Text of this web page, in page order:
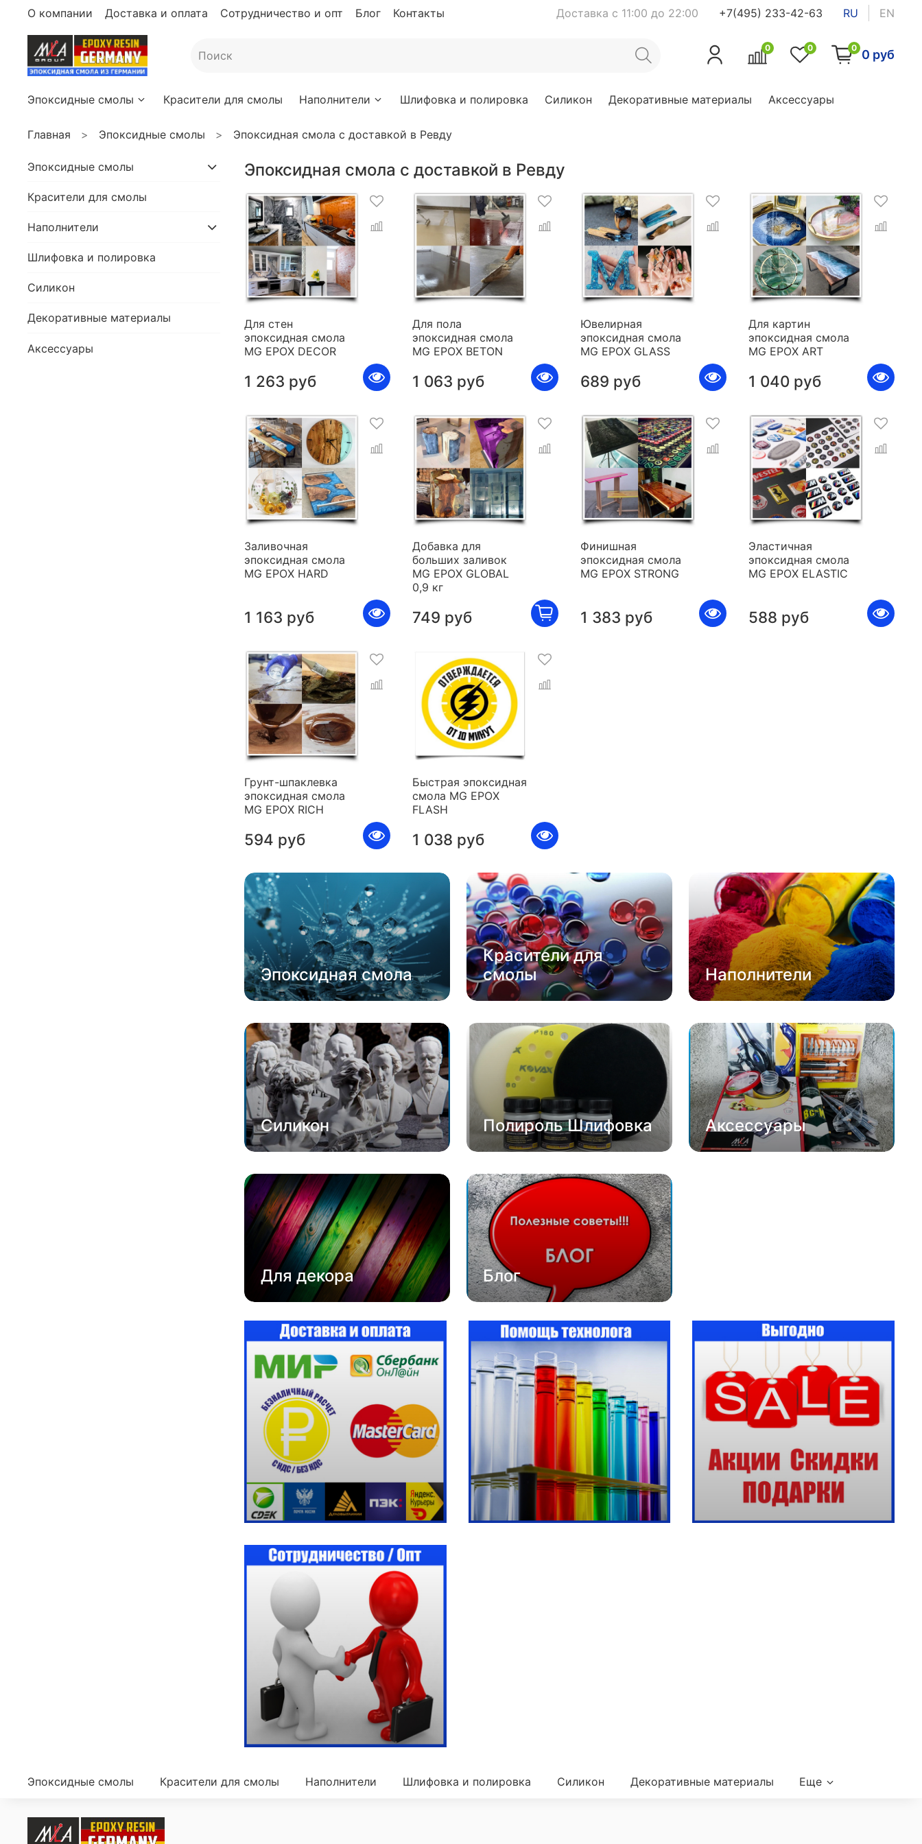
О компании Доставка и оплата Сотрудничество и опт Блог Контакты Доставка с 11:00 до 22:00 +7(495) 233-42-63 RU EN
0 0 0 0 руб
Эпоксидные смолы Красители для смолы Наполнители Шлифовка и полировка Силикон Декоративные материалы Аксессуары
Главная Эпоксидные смолы Эпоксидная смола с доставкой в Ревду
Эпоксидная смола с доставкой в Ревду
Для стен
эпоксидная смола
MG EPOX DECOR
1 263 руб
Для пола
эпоксидная смола
MG EPOX BETON
1 063 руб
Ювелирная
эпоксидная смола
MG EPOX GLASS
689 руб
Для картин
эпоксидная смола
MG EPOX ART
1 040 руб
Заливочная
эпоксидная смола
MG EPOX HARD
1 163 руб
Добавка для
больших заливок
MG EPOX GLOBAL
0,9 кг
749 руб
Финишная
эпоксидная смола
MG EPOX STRONG
1 383 руб
Эластичная
эпоксидная смола
MG EPOX ELASTIC
588 руб
Грунт-шпаклевка
эпоксидная смола
MG EPOX RICH
594 руб
Быстрая эпоксидная
смола MG EPOX
FLASH
1 038 руб
Эпоксидная смола
Красители для
смолы
Наполнители
Силикон Полироль Шлифовка Аксессуары
Для декора Блог
Эпоксидные смолы
Красители для смолы
Наполнители
Шлифовка и полировка
Силикон
Декоративные материалы
Аксессуары
Эпоксидные смолы Красители для смолы Наполнители Шлифовка и полировка Силикон Декоративные материалы Еще